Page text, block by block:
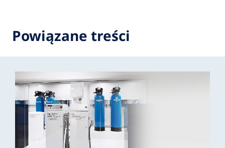
Powiązane treści